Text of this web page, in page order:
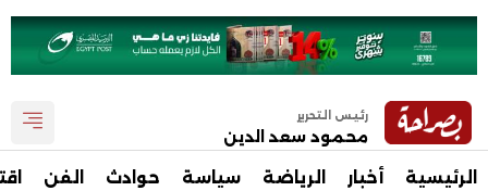
رئيس التحرير
محمود سعد الدين
الرئيسية أخبار الرياضة سياسة حوادث الفن